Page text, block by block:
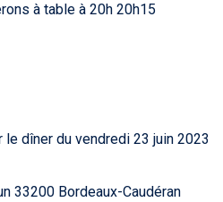
à table à 20h 20h15
du vendredi 23 juin 2023
33200 Bordeaux-Caudéran